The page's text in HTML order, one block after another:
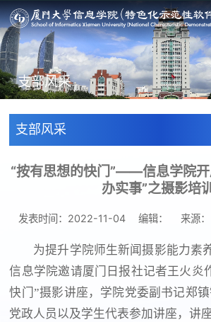
支部风采
支部风采
“按有思想的快门”——信息学院开
办实事”之摄影培训
发表时间：2022-11-04 编辑： 来源：
为提升学院师生新闻摄影能力素
信息学院邀请厦门日报社记者王火炎
快门”摄影讲座，学院党委副书记郑
党政人员以及学生代表参加讲座，讲